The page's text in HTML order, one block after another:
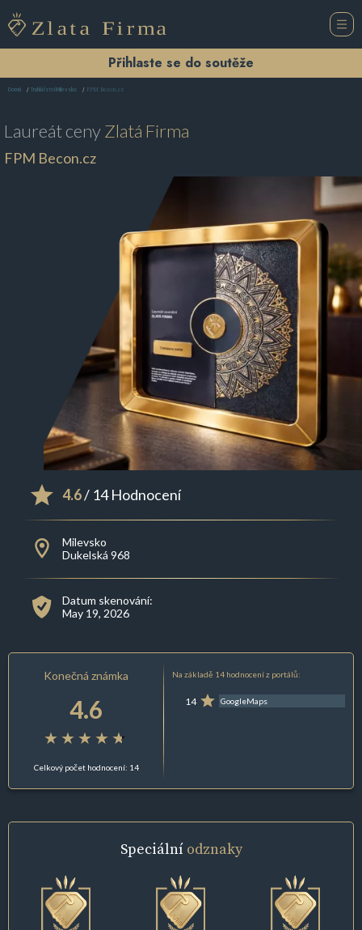
Přihlaste se do soutěže
Domů Truhlářství Milevsko FPM Becon.cz
Laureát cenyZlatá Firma
FPM Becon.cz
4.6/ 14 Hodnocení
Milevsko
Dukelská 968
Datum skenování:
May 19, 2026
Konečná známka
4.6
Celkový počet hodnocení: 14
Na základě 14 hodnocení z portálů:
14 GoogleMaps
Speciální odznaky